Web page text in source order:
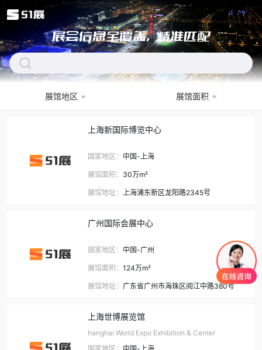
展会信息全覆盖，精准匹配
展馆地区
展馆面积
上海新国际博览中心
国家地区： 中国-上海
展馆面积： 30万m²
展馆地址： 上海浦东新区龙阳路2345号
广州国际会展中心
国家地区： 中国-广州
展馆面积： 124万m²
展馆地址： 广东省广州市海珠区阅江中路380号
上海世博展览馆
hanghai World Expo Exhibition & Center